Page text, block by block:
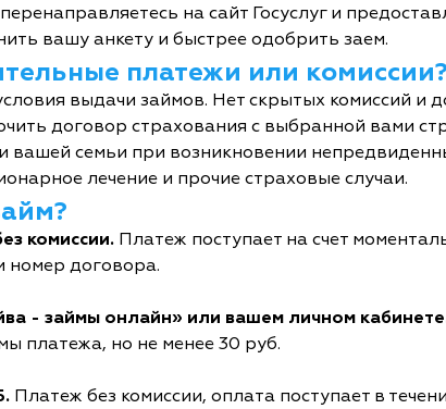
на сайт Госуслуг и
вашу анкету и быстрее одобрить заем.
платежи или комиссии?
выдачи займов. Нет скрытых комиссий
договор страхования с выбранной вами
вашей семьи при возникновении
лечение и прочие страховые случаи.
комиссии. Платеж поступает на счет
номер договора.
- займы онлайн» или вашем личном
платежа, но не менее 30 руб.
Платеж без комиссии, оплата поступает в